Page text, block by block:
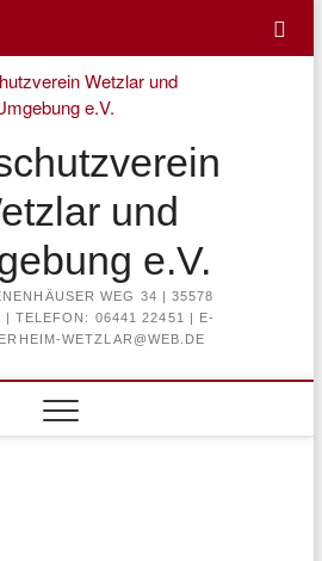
und
e.V.
WEG 34 | 35578
| TELEFON: 06441 22451 | E-
WETZLAR@WEB.DE